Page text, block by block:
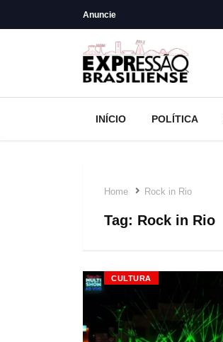
Anuncie
INÍCIO POLÍTICA
Home Rock in Rio
Tag: Rock in Rio
CULTURA